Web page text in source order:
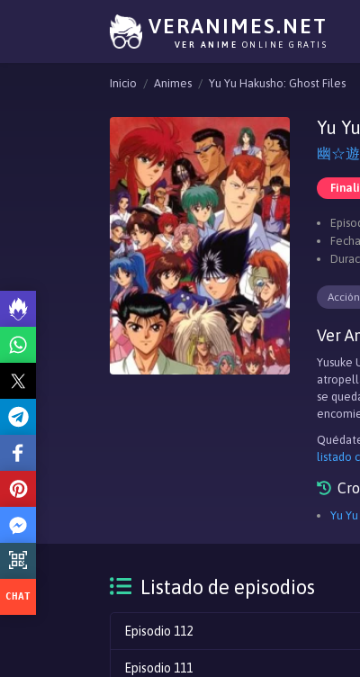
VERANIMES.NET
VER ANIME ONLINE GRATIS
Inicio Animes Yu Yu Hakusho: Ghost Files
Yu
幽☆遊
Acción
Ver
Yusuke
se
listado
Yu
Listado de episodios
Episodio 112
Episodio 111